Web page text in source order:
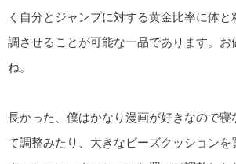
く自分とジャンプに対する黄金比率に体
調させることが可能な一品であります。お
ね。
長かった、僕はかなり漫画が好きなので寝
て調整みたり、大きなビーズクッションを